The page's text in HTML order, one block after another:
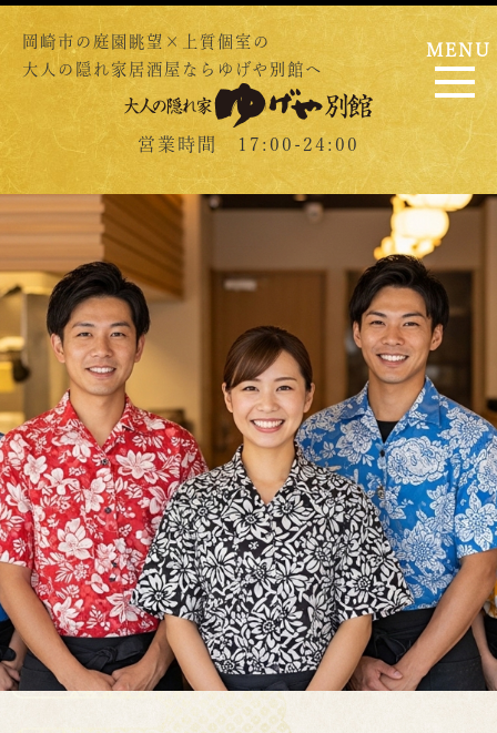
岡崎市の庭園眺望×上質個室の
大人の隠れ家居酒屋ならゆげや別館へ
営業時間 17:00-24:00
MENU